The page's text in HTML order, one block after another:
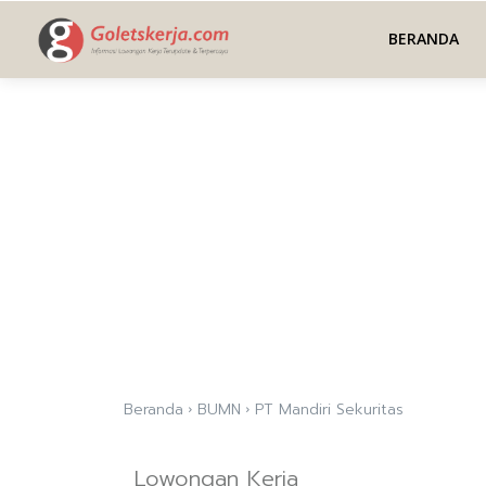
BERANDA
Beranda BUMN PT Mandiri Sekuritas
Lowongan Kerja